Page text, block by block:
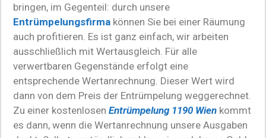
bringen, im Gegenteil: durch unsere
Entrümpelungsfirma können Sie bei einer Räumung
auch profitieren. Es ist ganz einfach, wir arbeiten
ausschließlich mit Wertausgleich. Für alle
verwertbaren Gegenstände erfolgt eine
entsprechende Wertanrechnung. Dieser Wert wird
dann von dem Preis der Entrümpelung weggerechnet.
Zu einer kostenlosen Entrümpelung 1190 Wien kommt
es dann, wenn die Wertanrechnung unsere Ausgaben